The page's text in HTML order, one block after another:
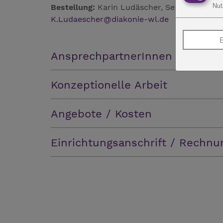
Bestellung: Karin Ludäscher, Sekretariat,
K.Ludaescher@diakonie-wl.de
AnsprechpartnerInnen
Konzeptionelle Arbeit
Angebote / Kosten
Einrichtungsanschrift /